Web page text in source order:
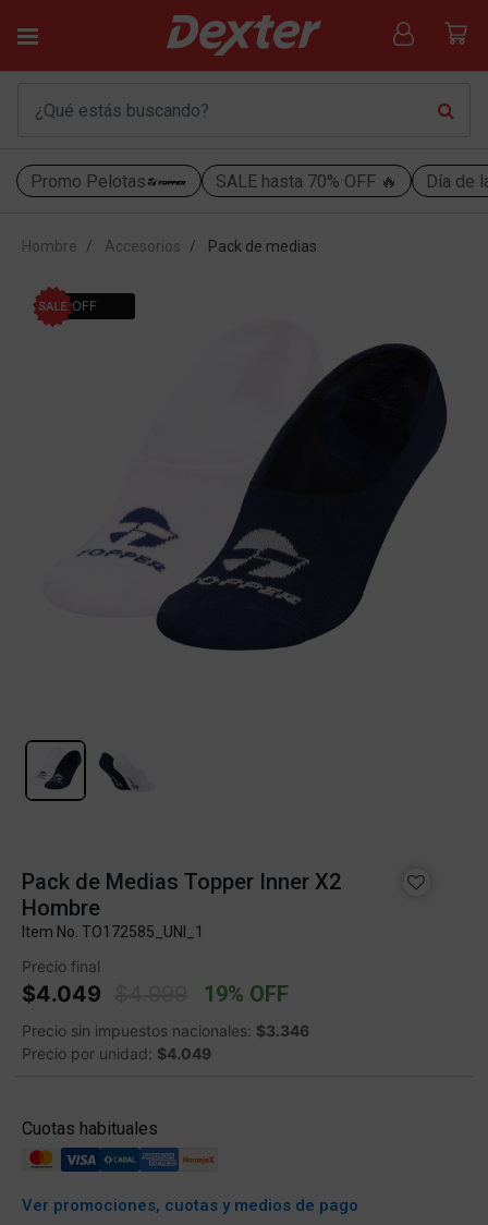
Promo Pelotas SALE hasta 70% OFF 🔥 Día de
Hombre Accesorios Pack de medias
19% OFF
Pack de Medias Topper Inner X2
Hombre
Item No. TO172585_UNI_1
Precio final
$4.049 Price reduced from
19% OFF
Precio sin impuestos nacionales: $3.346
Precio por unidad: $4.049
Cuotas habituales
Ver promociones, cuotas y medios de pago